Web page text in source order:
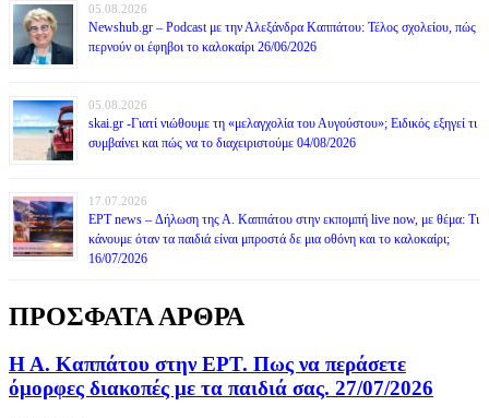
05.08.2026
Newshub.gr – Podcast με την Αλεξάνδρα Καππάτου: Τέλος σχολείου, πώς
περνούν οι έφηβοι το καλοκαίρι 26/06/2026
05.08.2026
skai.gr -Γιατί νιώθουμε τη «μελαγχολία του Αυγούστου»; Ειδικός εξηγεί τι
συμβαίνει και πώς να το διαχειριστούμε 04/08/2026
17.07.2026
ΕΡΤ news – Δήλωση της Α. Καππάτου στην εκπομπή live now, με θέμα: Τι
κάνουμε όταν τα παιδιά είναι μπροστά δε μια οθόνη και το καλοκαίρι;
16/07/2026
ΠΡΟΣΦΑΤΑ ΑΡΘΡΑ
Η Α. Καππάτου στην ΕΡΤ. Πως να περάσετε
όμορφες διακοπές με τα παιδιά σας. 27/07/2026